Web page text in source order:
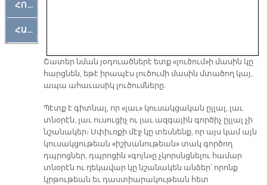
ՀՈԳԵՄՏԱՒՈՐ
ՀԱՐԹԱԿ
Շատեր նման յօդուածներէ ետք «լուծում»ի մասին կը
հարցնեն, եթէ իրապէս լուծումի մասին մտածող կայ,
ապա ահաւասիկ լուծումները.
Պէտք է գիտնալ, որ «լաւ» կուսակցական ըլլալ, լաւ
տնօրէն, լաւ ուսուցիչ ու լաւ ազգային գործիչ ըլլալ չի
նշանակեր։ Սփիւռքի մէջ կը տեսնենք, որ այս կամ այն
կուսակցութեան «իշխանութեան» տակ գործող
դպրոցներ, դպրոցին «գոյն»ը չկորսնցնելու համար
տնօրէն ու ղեկավար կը նշանակեն անձեր՝ որոնք
կրթութեան եւ դաստիարակութեան հետ